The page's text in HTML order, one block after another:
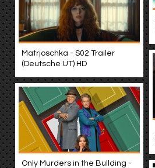
Matrjoschka - S02 Trailer
(Deutsche UT) HD
Only Murders in the Bullding -